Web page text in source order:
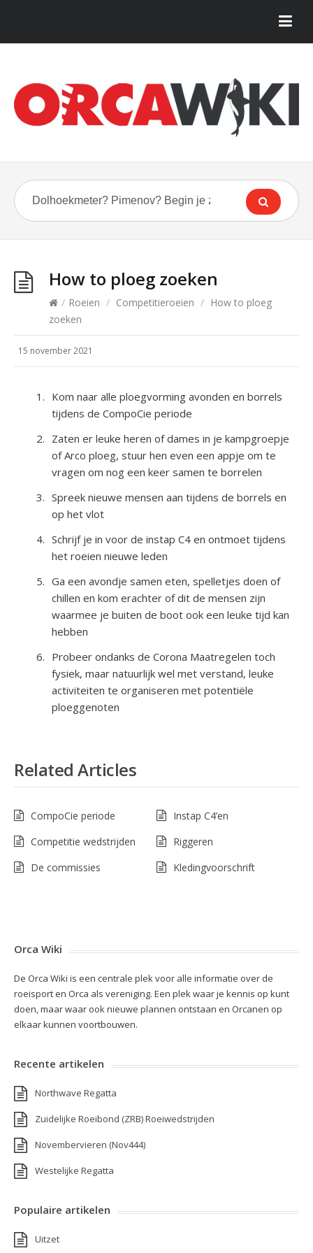
How to ploeg zoeken
/ Roeien / Competitieroeien / How to ploeg
zoeken
15 november 2021
Kom naar alle ploegvorming avonden en borrels
tijdens de CompoCie periode
Zaten er leuke heren of dames in je kampgroepje
of Arco ploeg, stuur hen even een appje om te
vragen om nog een keer samen te borrelen
Spreek nieuwe mensen aan tijdens de borrels en
op het vlot
Schrijf je in voor de instap C4 en ontmoet tijdens
het roeien nieuwe leden
Ga een avondje samen eten, spelletjes doen of
chillen en kom erachter of dit de mensen zijn
waarmee je buiten de boot ook een leuke tijd kan
hebben
Probeer ondanks de Corona Maatregelen toch
fysiek, maar natuurlijk wel met verstand, leuke
activiteiten te organiseren met potentiële
ploeggenoten
Related Articles
CompoCie periode
Instap C4’en
Competitie wedstrijden
Riggeren
De commissies
Kledingvoorschrift
Orca Wiki
De Orca Wiki is een centrale plek voor alle informatie over de
roeisport en Orca als vereniging. Een plek waar je kennis op kunt
doen, maar waar ook nieuwe plannen ontstaan en Orcanen op
elkaar kunnen voortbouwen.
Recente artikelen
Northwave Regatta
Zuidelijke Roeibond (ZRB) Roeiwedstrijden
Novembervieren (Nov444)
Westelijke Regatta
Populaire artikelen
Uitzet